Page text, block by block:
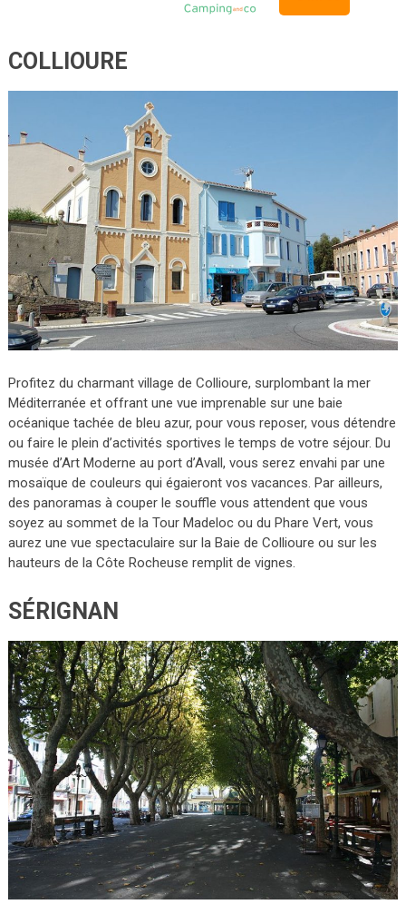
COLLIOURE
Profitez du charmant village de Collioure, surplombant la mer
Méditerranée et offrant une vue imprenable sur une baie
océanique tachée de bleu azur, pour vous reposer, vous détendre
ou faire le plein d’activités sportives le temps de votre séjour. Du
musée d’Art Moderne au port d’Avall, vous serez envahi par une
mosaïque de couleurs qui égaieront vos vacances. Par ailleurs,
des panoramas à couper le souffle vous attendent que vous
soyez au sommet de la Tour Madeloc ou du Phare Vert, vous
aurez une vue spectaculaire sur la Baie de Collioure ou sur les
hauteurs de la Côte Rocheuse remplit de vignes.
SÉRIGNAN